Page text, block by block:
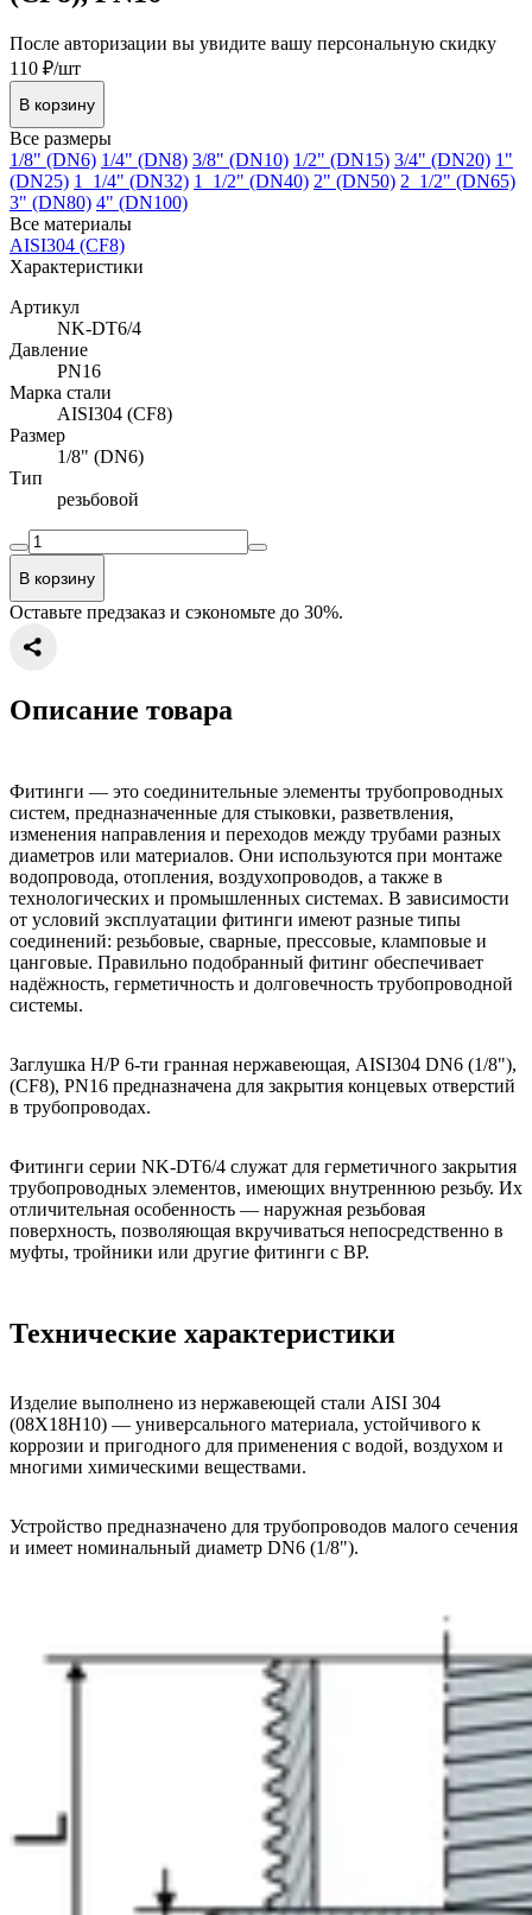
После авторизации вы увидите вашу персональную скидку
110 ₽/шт
В корзину
Все размеры
1/8" (DN6) 1/4" (DN8) 3/8" (DN10) 1/2" (DN15) 3/4" (DN20) 1"
(DN25) 1_1/4" (DN32) 1_1/2" (DN40) 2" (DN50) 2_1/2" (DN65)
3" (DN80) 4" (DN100)
Все материалы
AISI304 (CF8)
Характеристики
Артикул
NK-DT6/4
Давление
PN16
Марка стали
AISI304 (CF8)
Размер
1/8" (DN6)
Тип
резьбовой
В корзину
Оставьте предзаказ и сэкономьте до 30%.
Описание товара
Фитинги серии NK-DT6/4 служат для герметичного закрытия
трубопроводных элементов, имеющих внутреннюю резьбу. Их
отличительная особенность — наружная резьбовая
поверхность, позволяющая вкручиваться непосредственно в
муфты, тройники или другие фитинги с ВР.
Заглушка Н/Р 6-ти гранная нержавеющая, AISI304 DN6 (1/8"),
(CF8), PN16 предназначена для закрытия концевых отверстий
в трубопроводах.
Фитинги — это соединительные элементы трубопроводных
систем, предназначенные для стыковки, разветвления,
изменения направления и переходов между трубами разных
диаметров или материалов. Они используются при монтаже
водопровода, отопления, воздухопроводов, а также в
технологических и промышленных системах. В зависимости
от условий эксплуатации фитинги имеют разные типы
соединений: резьбовые, сварные, прессовые, кламповые и
цанговые. Правильно подобранный фитинг обеспечивает
надёжность, герметичность и долговечность трубопроводной
системы.
Технические характеристики
Изделие выполнено из нержавеющей стали AISI 304
(08Х18Н10) — универсального материала, устойчивого к
коррозии и пригодного для применения с водой, воздухом и
многими химическими веществами.
Устройство предназначено для трубопроводов малого сечения
и имеет номинальный диаметр DN6 (1/8").